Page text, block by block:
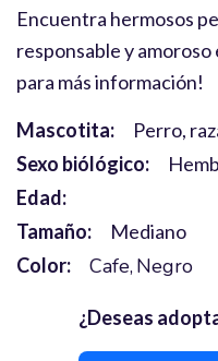
Encuentra hermosos
responsable y amoroso
para más información!
Mascotita:
Perro,
Sexo biólógico:
Edad:
Tamaño:
Mediano
Color:
Cafe Negro
¿Deseas